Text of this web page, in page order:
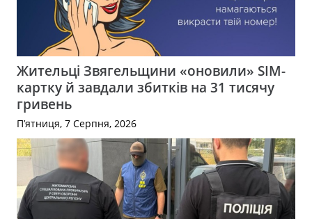
Жительці Звягельщини «оновили» SIM-
картку й завдали збитків на 31 тисячу
гривень
П’ятниця, 7 Серпня, 2026